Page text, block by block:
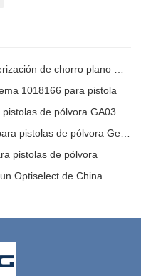
1018166 para pistola
pistolas de pólvora
Optiselect de China